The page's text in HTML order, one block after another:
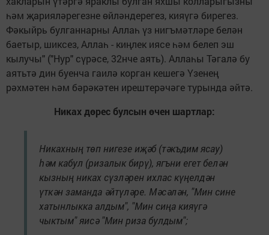
һәм җарияләрегезне өйләндерегез, кияүгә бирегез.
Фәкыйрь булганнарны Аллаһ үз нигъмәтләре белән
баетыр, шиксез, Аллаһ - киңлек иясе һәм белеп эш
кылучы" ("Нур" сүрәсе, 32нче аять). Аллаһы Тәгалә бу
аятьтә дин буенча гаилә корган кешегә Үзенең
рәхмәтен һәм бәрәкәтен ирештерәчәге турында әйтә.
Никах дөрес булсын өчен шартлар:
Никахның төп нигезе иҗәб (тәкъдим ясау)
һәм кабул (ризалык бирү), ягъни егет белән
кызның никах сүзләрен ихлас күңелдән
үткән заманда әйтүләре. Мәсәлән, "Мин сине
хатынлыкка алдым", "Мин сиңа кияүгә
чыктым" яисә "Мин риза булдым";